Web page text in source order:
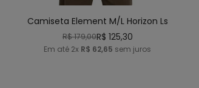
Camiseta Element M/L Horizon Ls
R$179,00R$ 125,30
Em até 2x R$ 62,65 sem juros